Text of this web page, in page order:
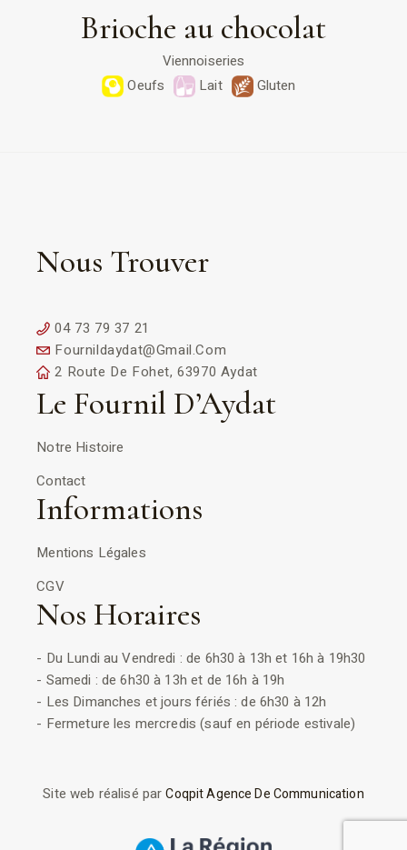
Brioche au chocolat
Viennoiseries
Oeufs
Lait Gluten
Nous Trouver
04 73 79 37 21
Fournildaydat@gmail.com
2 Route De Fohet, 63970 Aydat
Le Fournil D’Aydat
Notre Histoire
Contact
Informations
Mentions Légales
CGV
Nos Horaires
- Du Lundi au Vendredi : de 6h30 à 13h et 16h à 19h30
- Samedi : de 6h30 à 13h et de 16h à 19h
- Les Dimanches et jours fériés : de 6h30 à 12h
- Fermeture les mercredis (sauf en période estivale)
Site web réalisé parCoqpit Agence De Communication